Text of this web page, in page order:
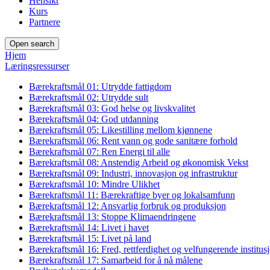
Kurs
Partnere
Open search
Hjem
Læringsressurser
Bærekraftsmål 01: Utrydde fattigdom
Bærekraftsmål 02: Utrydde sult
Bærekraftsmål 03: God helse og livskvalitet
Bærekraftsmål 04: God utdanning
Bærekraftsmål 05: Likestilling mellom kjønnene
Bærekraftsmål 06: Rent vann og gode sanitære forhold
Bærekraftsmål 07: Ren Energi til alle
Bærekraftsmål 08: Anstendig Arbeid og økonomisk Vekst
Bærekraftsmål 09: Industri, innovasjon og infrastruktur
Bærekraftsmål 10: Mindre Ulikhet
Bærekraftsmål 11: Bærekraftige byer og lokalsamfunn
Bærekraftsmål 12: Ansvarlig forbruk og produksjon
Bærekraftsmål 13: Stoppe Klimaendringene
Bærekraftsmål 14: Livet i havet
Bærekraftsmål 15: Livet på land
Bærekraftsmål 16: Fred, rettferdighet og velfungerende
Bærekraftsmål 17: Samarbeid for å nå målene